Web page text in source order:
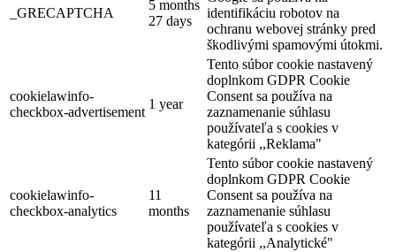
_GRECAPTCHA
5 months
27 days
identifikáciu robotov na
ochranu webovej stránky pred
škodlivými spamovými útokmi.
cookielawinfo-
checkbox-advertisement
1 year
Tento súbor cookie nastavený
doplnkom GDPR Cookie
Consent sa používa na
zaznamenanie súhlasu
používateľa s cookies v
kategórii ,,Reklama"
cookielawinfo-
checkbox-analytics
11
months
Tento súbor cookie nastavený
doplnkom GDPR Cookie
Consent sa používa na
zaznamenanie súhlasu
používateľa s cookies v
kategórii ,,Analytické"